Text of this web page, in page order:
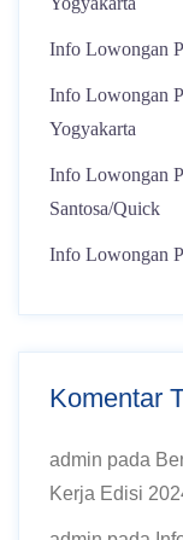
Info Lowongan
Info Lowongan
Yogyakarta
Info Lowongan
Santosa/Quick
Info Lowongan
Komentar
admin pada
Kerja Edisi